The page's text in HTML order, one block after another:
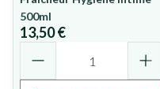
500ml
13,50 €